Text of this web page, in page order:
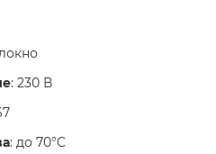
: 230 В
: до 70°C